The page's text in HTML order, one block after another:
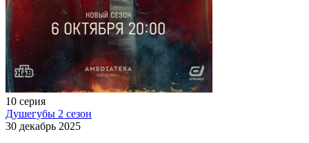
10 серия
Душегубы 2 сезон
30 декабрь 2025